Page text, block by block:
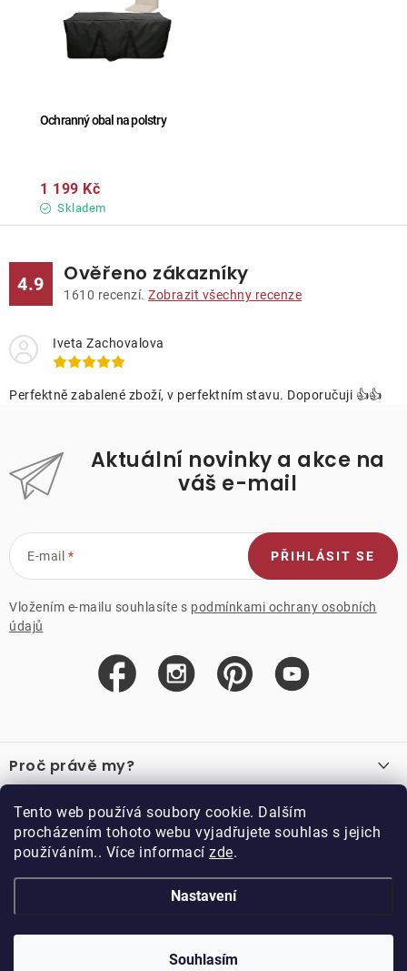
Tento web používá soubory cookie. Dalším
procházením tohoto webu vyjadřujete souhlas s jejich
používáním.. Více informací zde.
Nastavení
Souhlasím
Ochranný obal na polstry
Skladem
1 199 Kč
4.9 Ověřeno zákazníky
1610 recenzí. Zobrazit všechny recenze
Iveta Zachovalova
Perfektně zabalené zboží, v perfektním stavu. Doporučuji 👍👍
Aktuální novinky a akce na
váš e-mail
E-mail
Vložením e-mailu souhlasíte s podmínkami ochrany osobních
údajů
PŘIHLÁSIT SE
á
p
a
Proč právě my?
Recenze
Důležité odkazy
Velkoobchod
Vzorková prodejna
Kariéra
Blog
O nákupu
Obchodní podmínky
Podmínky věrnostního programu
Doppler CZ spol. s.r.o.,
DOPPLER CZ spol. s r.o.. Všechna práva vyhrazena.